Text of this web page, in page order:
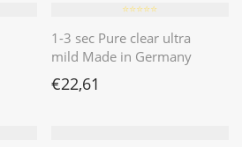
war: €11,76
ist: €8,39.
⭐️⭐️⭐️⭐️⭐️
1-3 sec Pure clear ultra
mild Made in Germany
€22,61